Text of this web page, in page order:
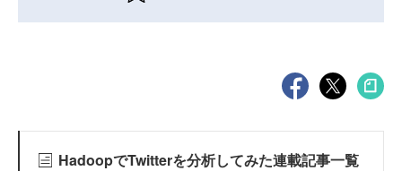
HadoopでTwitterを分析してみた連載記事一覧